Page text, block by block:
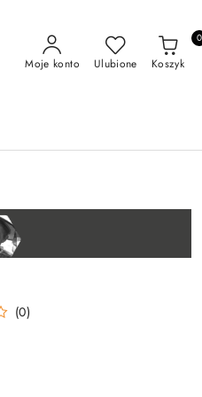
Moje konto Ulubione Koszyk
0
(0)